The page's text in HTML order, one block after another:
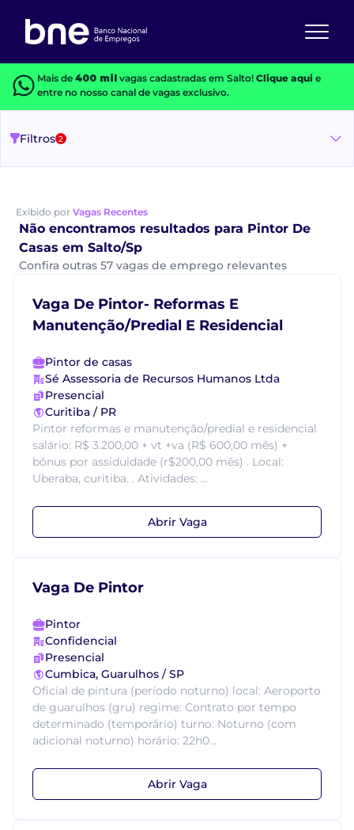
Mais de 400 milvagas cadastradas em Salto! Clique aquie
entre no nosso canal de vagas exclusivo.
Filtros 2
Exibido por Vagas Recentes
Não encontramos resultados para Pintor De
Casas em Salto/Sp
Confira outras 57 vagas de emprego relevantes
Vaga De Pintor- Reformas E
Manutenção/Predial E Residencial
Pintor de casas
Sé Assessoria de Recursos Humanos Ltda
Presencial
Curitiba / PR
Pintor reformas e manutenção/predial e residencial
salário: R$ 3.200,00 + vt +va (R$ 600,00 mês) +
bônus por assiduidade (r$200,00 mês) . Local:
Uberaba, curitiba. . Atividades: ...
Abrir Vaga
Vaga De Pintor
Pintor
Confidencial
Presencial
Cumbica, Guarulhos / SP
Oficial de pintura (período noturno) local: Aeroporto
de guarulhos (gru) regime: Contrato por tempo
determinado (temporário) turno: Noturno (com
adicional noturno) horário: 22h0...
Abrir Vaga